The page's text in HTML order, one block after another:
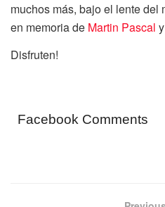
muchos más, bajo el lente del
en memoria de Martin Pascal
Disfruten!
Facebook Comments